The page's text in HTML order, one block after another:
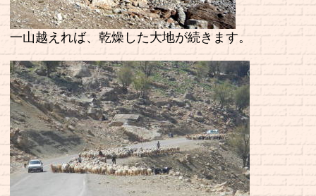
一山越えれば、乾燥した大地が続きます。